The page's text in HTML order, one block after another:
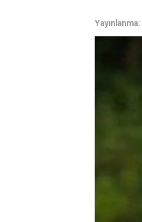
Yayınlanma: